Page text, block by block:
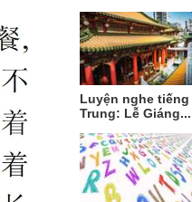
Luyện nghe tiếng
Trung: Lễ Giáng...